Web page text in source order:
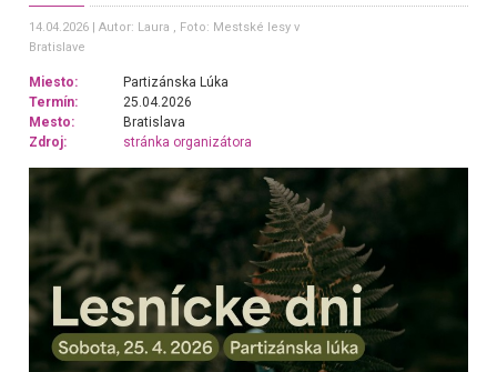
14.04.2026 Autor: Laura , Foto: Mestské lesy v
Bratislave
Miesto:
Partizánska Lúka
Termín:
25.04.2026
Mesto:
Bratislava
Zdroj:
stránka organizátora